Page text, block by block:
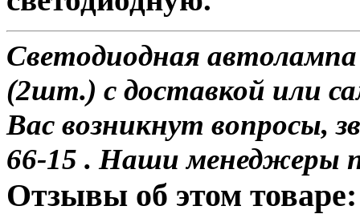
Светодиодная
(2шт.) с доставкой или
Вас возникнут вопросы,
66-15 . Наши менеджеры
Отзывы об этом товаре: